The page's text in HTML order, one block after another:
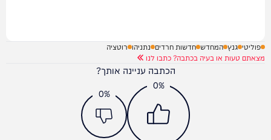
פוליטי גנץ המחדש חדשות חרדים נתניהו רוטציה
מצאתם טעות או בעיה בכתבה? כתבו לנו
הכתבה עניינה אותך?
0%
0%